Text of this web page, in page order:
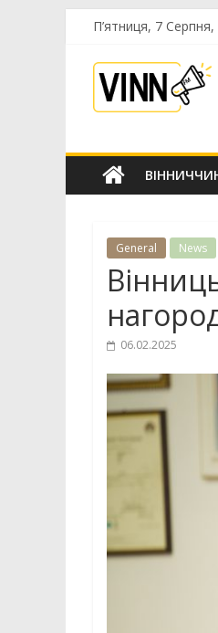
content
П’ятниця, 7 Серпня,
General News
06.02.2025